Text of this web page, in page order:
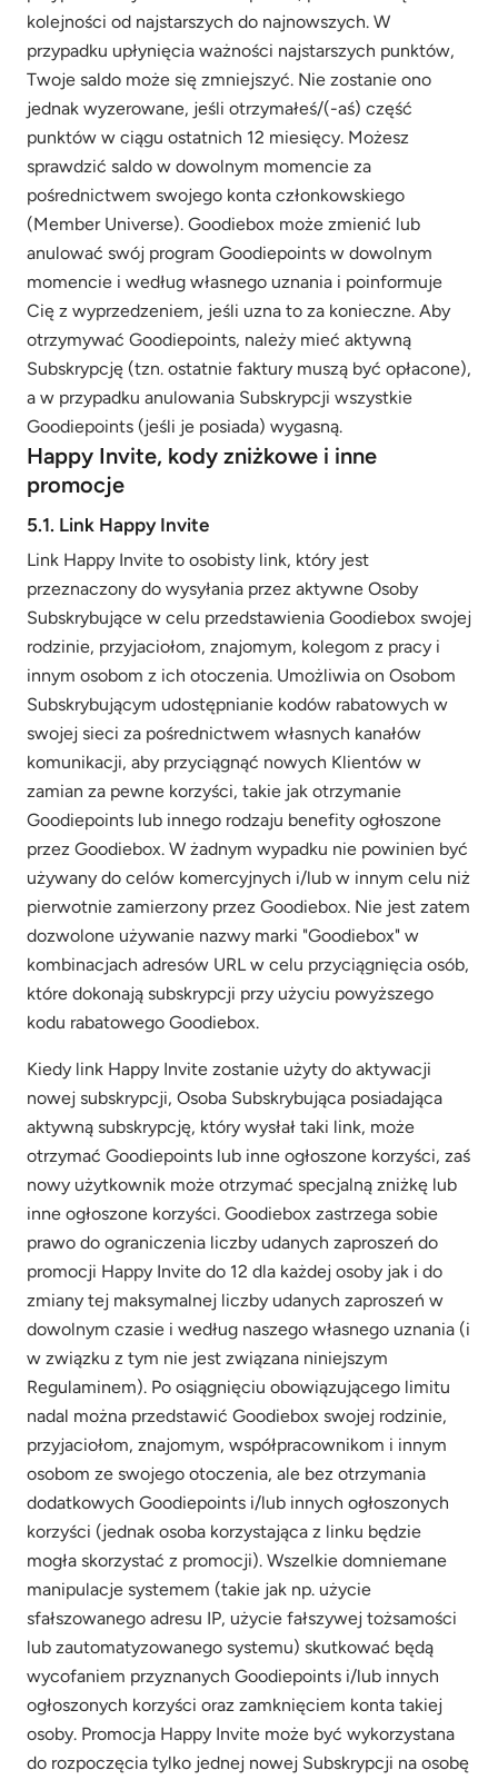
kolejności od najstarszych do najnowszych. W
przypadku upłynięcia ważności najstarszych punktów,
Twoje saldo może się zmniejszyć. Nie zostanie ono
jednak wyzerowane, jeśli otrzymałeś/(-aś) część
punktów w ciągu ostatnich 12 miesięcy. Możesz
sprawdzić saldo w dowolnym momencie za
pośrednictwem swojego konta członkowskiego
(Member Universe). Goodiebox może zmienić lub
anulować swój program Goodiepoints w dowolnym
momencie i według własnego uznania i poinformuje
Cię z wyprzedzeniem, jeśli uzna to za konieczne. Aby
otrzymywać Goodiepoints, należy mieć aktywną
Subskrypcję (tzn. ostatnie faktury muszą być opłacone),
a w przypadku anulowania Subskrypcji wszystkie
Goodiepoints (jeśli je posiada) wygasną.
Happy Invite, kody zniżkowe i inne
promocje
5.1. Link Happy Invite
Link Happy Invite to osobisty link, który jest
przeznaczony do wysyłania przez aktywne Osoby
Subskrybujące w celu przedstawienia Goodiebox swojej
rodzinie, przyjaciołom, znajomym, kolegom z pracy i
innym osobom z ich otoczenia. Umożliwia on Osobom
Subskrybującym udostępnianie kodów rabatowych w
swojej sieci za pośrednictwem własnych kanałów
komunikacji, aby przyciągnąć nowych Klientów w
zamian za pewne korzyści, takie jak otrzymanie
Goodiepoints lub innego rodzaju benefity ogłoszone
przez Goodiebox. W żadnym wypadku nie powinien być
używany do celów komercyjnych i/lub w innym celu niż
pierwotnie zamierzony przez Goodiebox. Nie jest zatem
dozwolone używanie nazwy marki "Goodiebox" w
kombinacjach adresów URL w celu przyciągnięcia osób,
które dokonają subskrypcji przy użyciu powyższego
kodu rabatowego Goodiebox.
Kiedy link Happy Invite zostanie użyty do aktywacji
nowej subskrypcji, Osoba Subskrybująca posiadająca
aktywną subskrypcję, który wysłał taki link, może
otrzymać Goodiepoints lub inne ogłoszone korzyści, zaś
nowy użytkownik może otrzymać specjalną zniżkę lub
inne ogłoszone korzyści. Goodiebox zastrzega sobie
prawo do ograniczenia liczby udanych zaproszeń do
promocji Happy Invite do 12 dla każdej osoby jak i do
zmiany tej maksymalnej liczby udanych zaproszeń w
dowolnym czasie i według naszego własnego uznania (i
w związku z tym nie jest związana niniejszym
Regulaminem). Po osiągnięciu obowiązującego limitu
nadal można przedstawić Goodiebox swojej rodzinie,
przyjaciołom, znajomym, współpracownikom i innym
osobom ze swojego otoczenia, ale bez otrzymania
dodatkowych Goodiepoints i/lub innych ogłoszonych
korzyści (jednak osoba korzystająca z linku będzie
mogła skorzystać z promocji). Wszelkie domniemane
manipulacje systemem (takie jak np. użycie
sfałszowanego adresu IP, użycie fałszywej tożsamości
lub zautomatyzowanego systemu) skutkować będą
wycofaniem przyznanych Goodiepoints i/lub innych
ogłoszonych korzyści oraz zamknięciem konta takiej
osoby. Promocja Happy Invite może być wykorzystana
do rozpoczęcia tylko jednej nowej Subskrypcji na osobę